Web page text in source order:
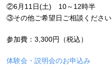
②6月11日(土) 10～12時半
③その他ご希望日ご相談ください
参加費：3,300円（税込）
体験会・説明会のお申込み